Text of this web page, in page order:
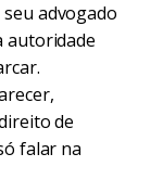
advogado
autoridade
de
falar na